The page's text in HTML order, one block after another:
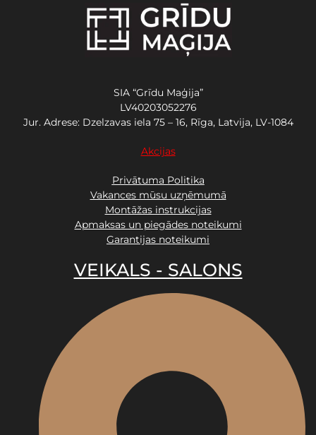
SIA “Grīdu Maģija”
LV40203052276
Jur. Adrese: Dzelzavas iela 75 – 16, Rīga, Latvija, LV-1084
Akcijas
Privātuma Politika
Vakances mūsu uzņēmumā
Montāžas instrukcijas
Apmaksas un piegādes noteikumi
Garantijas noteikumi
VEIKALS - SALONS